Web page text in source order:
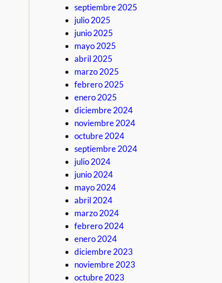
septiembre 2025
julio 2025
junio 2025
mayo 2025
abril 2025
marzo 2025
febrero 2025
enero 2025
diciembre 2024
noviembre 2024
octubre 2024
septiembre 2024
julio 2024
junio 2024
mayo 2024
abril 2024
marzo 2024
febrero 2024
enero 2024
diciembre 2023
noviembre 2023
octubre 2023